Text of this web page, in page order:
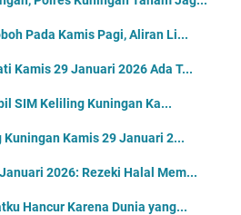
Pada Kamis Pagi, Aliran Li...
Kamis 29 Januari 2026 Ada T...
SIM Keliling Kuningan Ka...
Kamis 29 Januari 2...
2026: Rezeki Halal Mem...
Hancur Karena Dunia yang...